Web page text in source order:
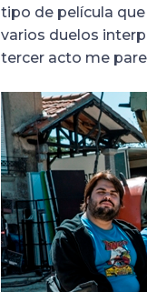
tipo de película
varios duelos
tercer acto me